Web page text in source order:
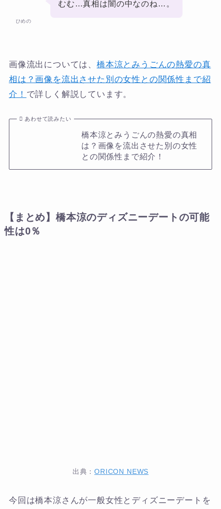
ひめの
むむ…真相は闇の中なのね…。
画像流出については、 橋本涼とみうごんの熱愛の真
相は？画像を流出させた別の女性との関係性まで紹
介！ で詳しく解説しています。
あわせて読みたい
橋本涼とみうごんの熱愛の真相
は？画像を流出させた別の女性
との関係性まで紹介！
【まとめ】橋本涼のディズニーデートの可能
性は0％
出典：ORICON NEWS
今回は橋本涼さんが一般女性とディズニーデートを